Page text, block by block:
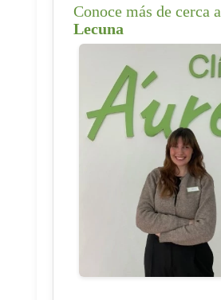
Conoce más de cerca a
Lecuna